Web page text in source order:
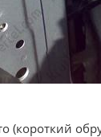
(короткий